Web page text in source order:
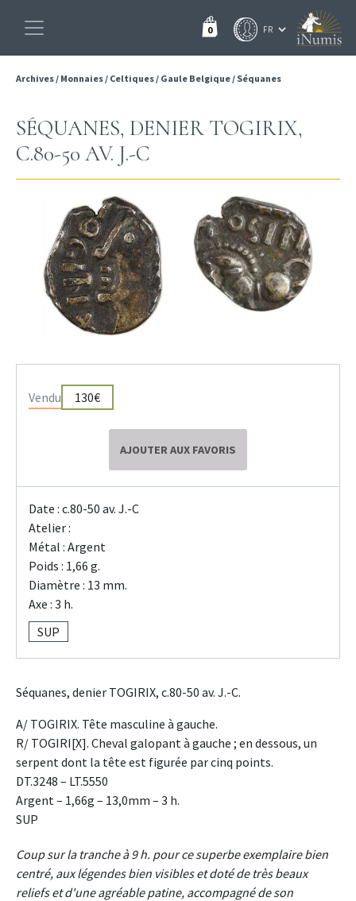
0
Archives/ Monnaies/ Celtiques/ Gaule Belgique/ Séquanes
SÉQUANES, DENIER TOGIRIX,
C.80-50 AV. J.-C
Vendu 130€
AJOUTER AUX FAVORIS
Date : c.80-50 av. J.-C
Atelier :
Métal : Argent
Poids : 1,66 g.
Diamètre : 13 mm.
Axe : 3 h.
SUP
Séquanes, denier TOGIRIX, c.80-50 av. J.-C.
A/ TOGIRIX. Tête masculine à gauche.
R/ TOGIRI[X]. Cheval galopant à gauche ; en dessous, un
serpent dont la tête est figurée par cinq points.
DT.3248 – LT.5550
Argent – 1,66g – 13,0mm – 3 h.
SUP
Coup sur la tranche à 9 h. pour ce superbe exemplaire bien
centré, aux légendes bien visibles et doté de très beaux
reliefs et d'une agréable patine, accompagné de son